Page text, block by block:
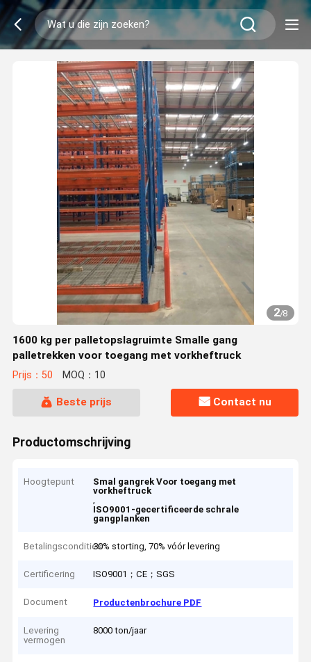
2/8
1600 kg per palletopslagruimte Smalle gang
palletrekken voor toegang met vorkheftruck
Prijs：50 MOQ：10
Beste prijs Contact nu
Productomschrijving
Hoogtepunt
Smal gangrek Voor toegang met
vorkheftruck
,
ISO9001-gecertificeerde schrale
gangplanken
Betalingscondities30% storting, 70% vóór levering
Certificering ISO9001；CE；SGS
Document Productenbrochure PDF
Levering
vermogen
8000 ton/jaar